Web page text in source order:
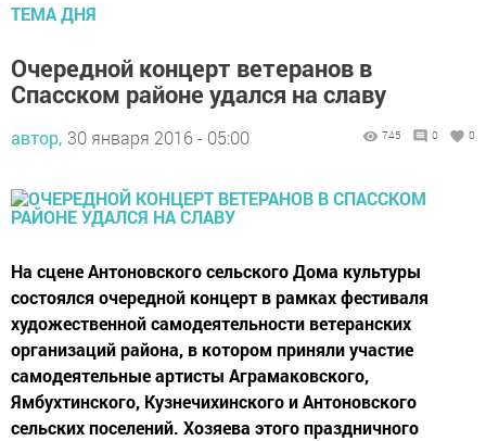
ТЕМА ДНЯ
Очередной концерт ветеранов в
Спасском районе удался на славу
автор, 30 января 2016 - 05:00 745 0 0
На сцене Антоновского сельского Дома культуры
состоялся очередной концерт в рамках фестиваля
художественной самодеятельности ветеранских
организаций района, в котором приняли участие
самодеятельные артисты Аграмаковского,
Ямбухтинского, Кузнечихинского и Антоновского
сельских поселений. Хозяева этого праздничного